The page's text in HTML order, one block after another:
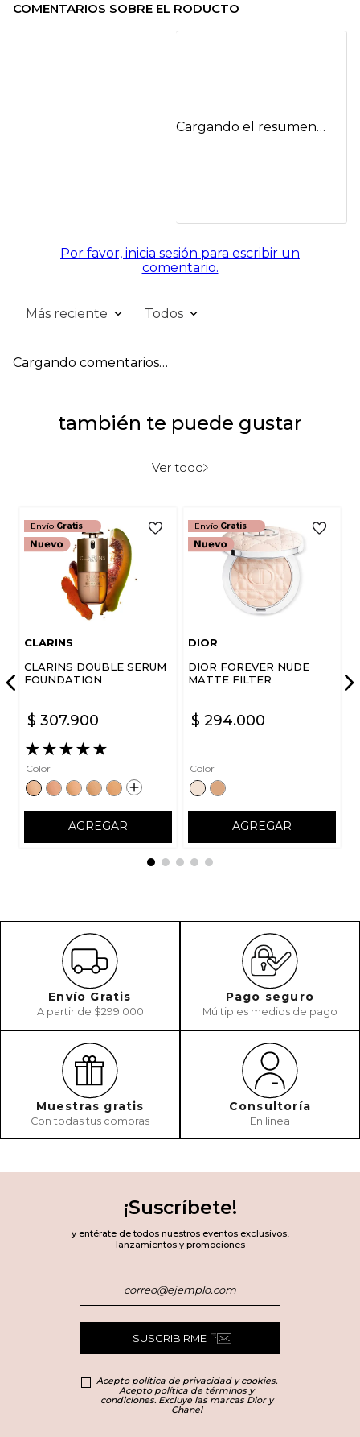
COMENTARIOS SOBRE EL RODUCTO
Cargando el resumen…
Por favor, inicia sesión para escribir un
comentario.
Más reciente Todos
Cargando comentarios…
también te puede gustar
Ver todo
Envío Gratis
CLARINS
CLARINS DOUBLE SERUM
FOUNDATION
$ 307.900
★★★★★
Color
AGREGAR
Envío Gratis
DIOR
DIOR FOREVER NUDE
MATTE FILTER
$ 294.000
Color
AGREGAR
Envío Gratis
A partir de $299.000
Pago seguro
Múltiples medios de pago
Muestras gratis
Con todas tus compras
Consultoría
En línea
¡Suscríbete!
y entérate de todos nuestros eventos exclusivos,
lanzamientos y promociones
SUSCRIBIRME
Acepto política de privacidad y cookies.
Acepto política de términos y
condiciones. Excluye las marcas Dior y
Chanel